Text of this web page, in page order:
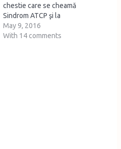
chestie care se cheamă
Sindrom ATCP şi la
lansarea unei campanii de
conştientizare a părinţilor
May 9, 2016
With 14 comments